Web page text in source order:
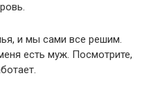
и мы сами все решим.
есть муж. Посмотрите,